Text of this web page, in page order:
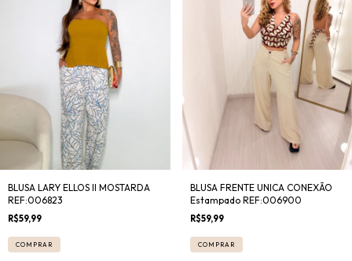
BLUSA LARY ELLOS II MOSTARDA
REF:006823
R$59,99
COMPRAR
BLUSA FRENTE UNICA CONEXÃO
Estampado REF:006900
R$59,99
COMPRAR